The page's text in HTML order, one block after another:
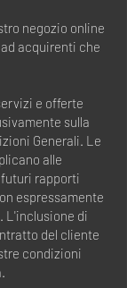
negozio online
acquirenti che
e offerte
sulla
Generali. Le
alle
rapporti
espressamente
L'inclusione di
del cliente
condizioni